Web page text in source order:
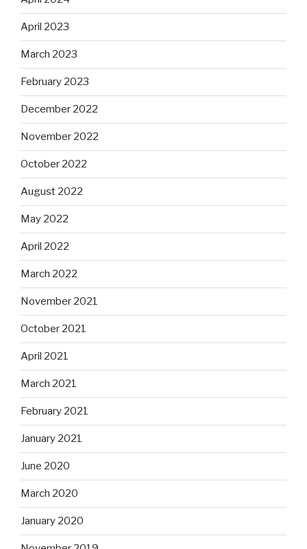
April 2023
March 2023
February 2023
December 2022
November 2022
October 2022
August 2022
May 2022
April 2022
March 2022
November 2021
October 2021
April 2021
March 2021
February 2021
January 2021
June 2020
March 2020
January 2020